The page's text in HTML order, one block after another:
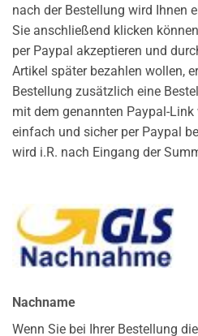
nach der Bestellung wird Ihnen
Sie anschließend klicken
per Paypal akzeptieren und
Artikel später bezahlen wollen,
Bestellung zusätzlich eine
mit dem genannten Paypal-
einfach und sicher per Paypal
wird i.R. nach Eingang der
Nachname
Wenn Sie bei Ihrer Bestellung